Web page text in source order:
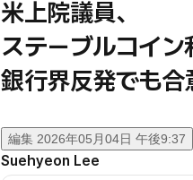
米上院議員、
ステーブルコイ
銀行界反発でも合
編集 2026年05月04日 午後9:37
Suehyeon Lee